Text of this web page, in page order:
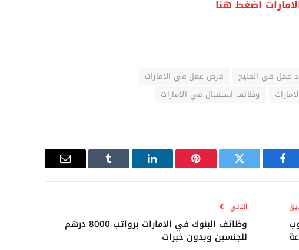
اضغط هنا
عمل في الخليج
فرص عمل في الامارات
وظائف استقبال في الامارات
فيسبوك تويتر بينتيريستلينكدإن Tumblr
البريد
التالي
وظائف البنوك في الامارات برواتب 8000 درهم
للجنسين وبدون خبرات